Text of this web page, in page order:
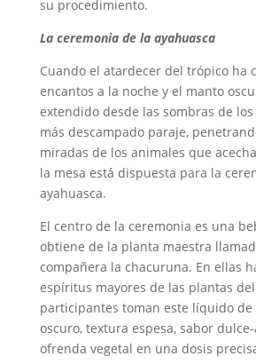
su procedimiento.
La ceremonia de la ayahuasca
Cuando el atardecer del trópico ha
encantos a la noche y el manto
extendido desde las sombras de
más descampado paraje,
miradas de los animales que
la mesa está dispuesta para la
ayahuasca.
El centro de la ceremonia es una
obtiene de la planta maestra
compañera la chacuruna. En ellas
espíritus mayores de las plantas
participantes toman este líquido
oscuro, textura espesa, sabor
ofrenda vegetal en una dosis